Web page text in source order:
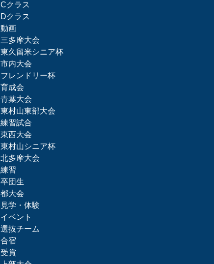
Cクラス
Dクラス
動画
三多摩大会
東久留米シニア杯
市内大会
フレンドリー杯
育成会
青葉大会
東村山東部大会
練習試合
東西大会
東村山シニア杯
北多摩大会
練習
卒団生
都大会
見学・体験
イベント
選抜チーム
合宿
受賞